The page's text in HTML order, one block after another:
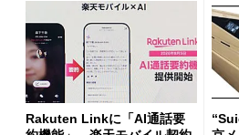
Rakuten Linkに「AI通話要